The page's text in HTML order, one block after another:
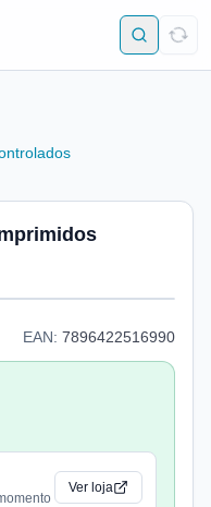
EAN: 7896422516990
Ver loja